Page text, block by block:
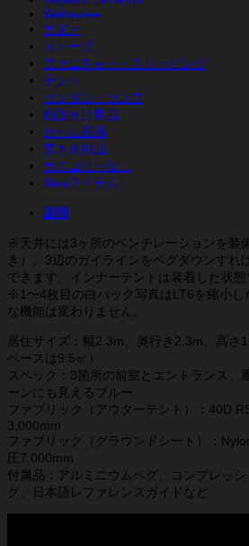
ル
ー
個
Weltevree
カヌー
ストーブ
ファニチャー・スリーピング
テント
ランタン・ランプ
施設向け商品
セール商品
焚き火用品
カテゴリーなし
Newアイテム
説明
※天井には3ヶ所のベンチレーションを装
き）。3辺のガイラインをペグダウンすれ
できます。インナーテントは装着した状態
※1〜4枚目の白バック写真はLT6を縮小し
な機能は変わりません。
居住サイズ：幅2.3m、奥行き2.3m、高さ
ペースは9.5㎡）
スペック：3箇所の前室とエントランス、
ーンにも見えるブルー
ファブリック（アウターテント）：40D
3,000mm
ファブリック（グラウンドシート）：
圧7,000mm
付属品：アルミニウムペグ、コンプレッ
グ、日本語レファレンスガイドなど